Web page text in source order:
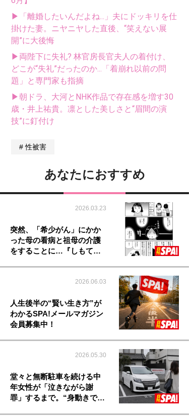
▶「離婚したいんだよね...」夫にドッキリを仕
掛けた妻。ニヤニヤした直後、“笑えない展
開”に大後悔
▶両陛下に失礼? 林官房長官夫人の着付け、
どこが“失礼”だったのか...「着崩れ以前の問
題」と専門家も指摘
▶朝ドラ、大河とNHK作品で存在感を増す30
歳・井上祐貴。凛とした美しさと“眉間の演
技”に釘付け
性被害
あなたにおすすめ
2026.03.23
突然、「希少がん」にかか
った母の看病と祖母の介護
をすることに…『しもて…
2026.06.03
人生後半の“賢い生き方”が
わかるSPA!メールマガジン
会員募集中！
2026.05.30
堂々と無断駐車を続ける中
年女性が「泣きながら謝
罪」するまで。“身動きで…